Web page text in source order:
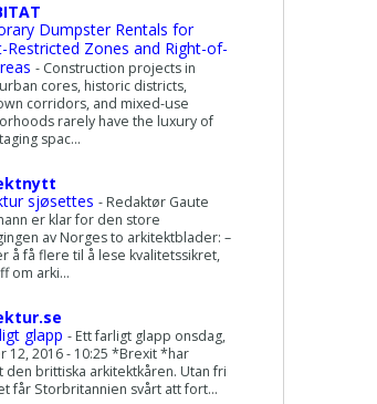
Dumpster Rentals for
Restricted Zones and Right-of-
- Construction projects in
cores, historic districts,
corridors, and mixed-use
rarely have the luxury of
spac...
sjøsettes - Redaktør Gaute
er klar for den store
av Norges to arkitektblader: –
å få flere til å lese kvalitetssikret,
om arki...
glapp - Ett farligt glapp onsdag,
12, 2016 - 10:25 *Brexit *har
den brittiska arkitektkåren. Utan fri
får Storbritannien svårt att fort...